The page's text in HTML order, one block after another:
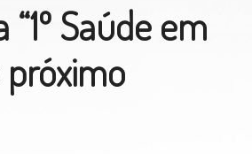
Saúde em
próximo